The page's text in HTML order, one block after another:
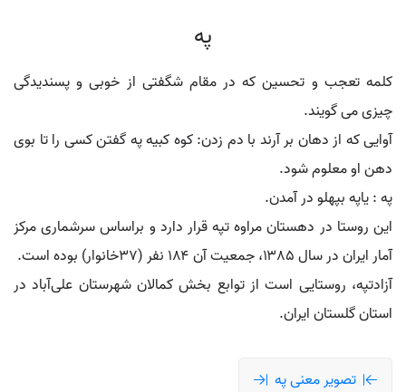
په
کلمه تعجب و تحسین که در مقام شگفتی از خوبی و پسندیدگی
چیزی می گویند.
آوایی که از دهان بر آرند با دم زدن: کوه کبیه په گفتن کسی را تا بوی
دهن او معلوم شود.
په : یاپه بپهلو در آمدن.
این روستا در دهستان مراوه تپه قرار دارد و براساس سرشماری مرکز
آمار ایران در سال ۱۳۸۵، جمعیت آن ۱۸۴ نفر (۳۷خانوار) بوده‌ است.
آزادتپه، روستایی است از توابع بخش کمالان شهرستان علی‌آباد در
استان گلستان ایران.
تصویر معنی په